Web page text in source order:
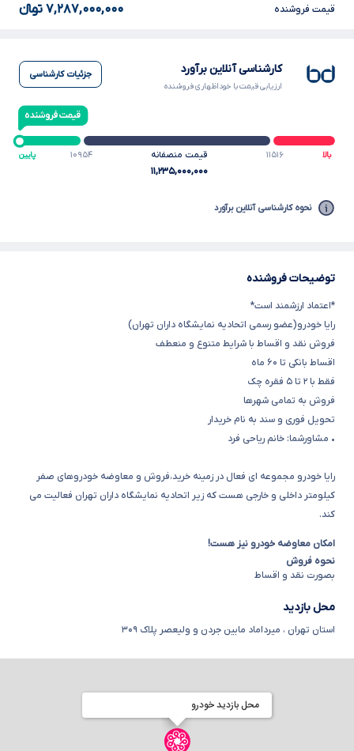
قیمت فروشنده ۷,۲۸۷,۰۰۰,۰۰۰ تومانءءء
کارشناسی آنلاین برآورد
ارزیابی قیمت با خوداظهاری فروشنده
جزئیات کارشناسی
پایین بالا ۱۰۹۵۴ قیمت منصفانه
۱۱,۲۳۵,۰۰۰,۰۰۰
۱۱۵۱۶
نحوه کارشناسی آنلاین برآورد
توضیحات فروشنده
• مشاورشما: خانم ریاحی فرد
رایا خودرو مجموعه ای فعال در زمینه خرید،فروش و معاوضه خودروهای صفر
کیلومتر داخلی و خارجی هست که زیر اتحادیه نمایشگاه داران تهران فعالیت می
کند.
امکان معاوضه خودرو نیز هست!
نحوه فروش
بصورت نقد و اقساط
محل بازدید
استان تهران ، میرداماد مابین جردن و ولیعصر پلاک ۳۰۹
محل بازدید خودرو